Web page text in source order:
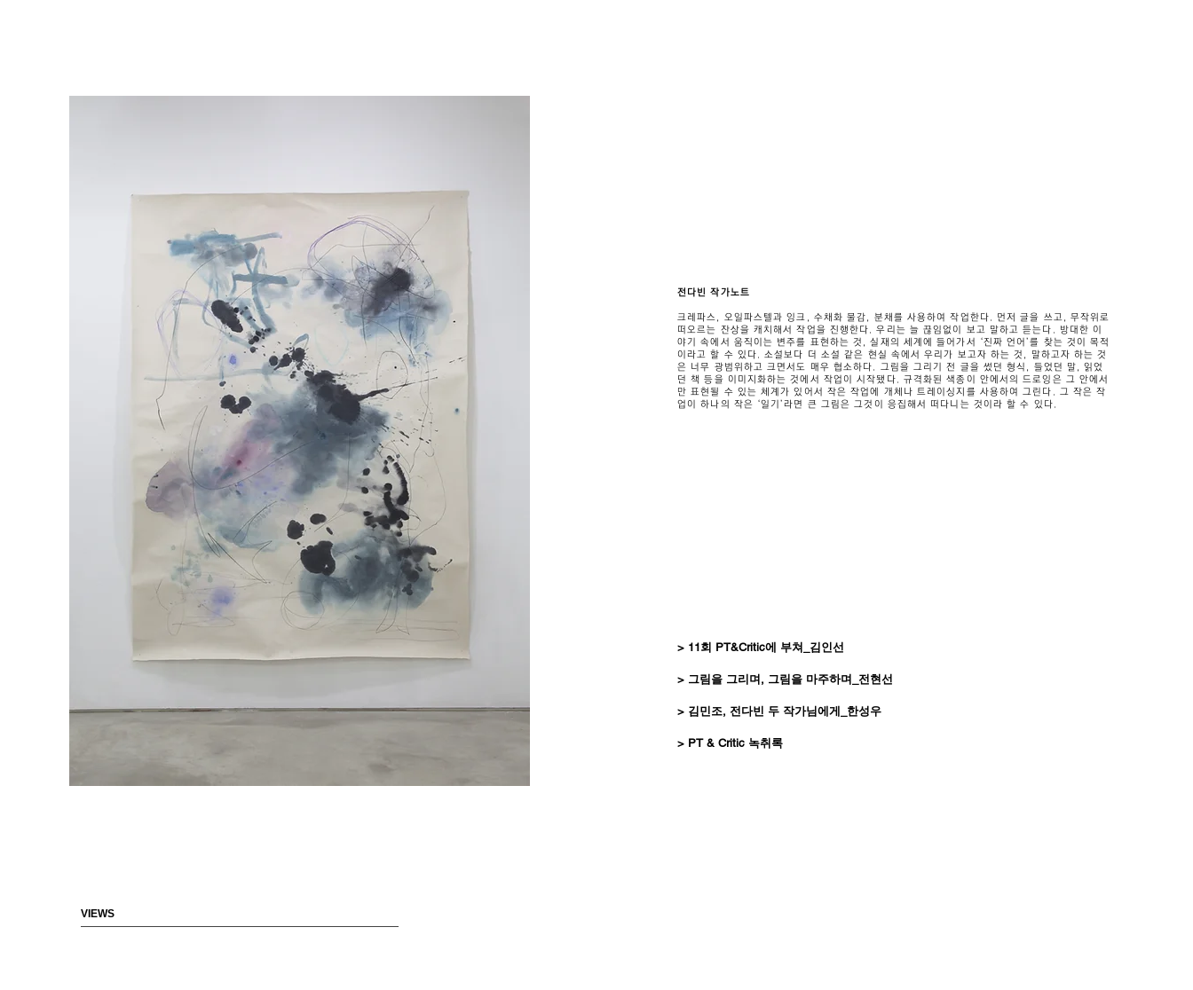
전다빈 작가노트
크레파스, 오일파스텔과 잉크, 수채화 물감, 분채를 사용하여 작업한다. 먼저 글을 쓰고, 무작위로
떠오르는 잔상을 캐치해서 작업을 진행한다. 우리는 늘 끊임없이 보고 말하고 듣는다. 방대한 이
야기 속에서 움직이는 변주를 표현하는 것, 실재의 세계에 들어가서 ‘진짜 언어’를 찾는 것이 목적
이라고 할 수 있다. 소설보다 더 소설 같은 현실 속에서 우리가 보고자 하는 것, 말하고자 하는 것
은 너무 광범위하고 크면서도 매우 협소하다. 그림을 그리기 전 글을 썼던 형식, 들었던 말, 읽었
던 책 등을 이미지화하는 것에서 작업이 시작됐다. 규격화된 색종이 안에서의 드로잉은 그 안에서
만 표현될 수 있는 체계가 있어서 작은 작업에 개체나 트레이싱지를 사용하여 그린다. 그 작은 작
업이 하나의 작은 ‘일기’라면 큰 그림은 그것이 응집해서 떠다니는 것이라 할 수 있다.
> 11회 PT&Critic에 부쳐_김인선
> 그림을 그리며, 그림을 마주하며_전현선
> 김민조, 전다빈 두 작가님에게_한성우
> ​PT & Critic 녹취록
VIEWS